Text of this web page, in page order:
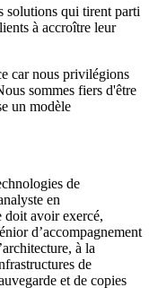
solutions qui tirent parti
à accroître leur
car nous privilégions
sommes fiers d'être
un modèle
de
en
doit avoir exercé,
d’accompagnement
à la
de
et de copies